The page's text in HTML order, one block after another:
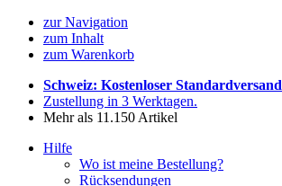
zur Navigation
zum Inhalt
zum Warenkorb
Schweiz: Kostenloser Standardversand
Zustellung in 3 Werktagen.
Mehr als 11.150 Artikel
Hilfe
Wo ist meine Bestellung?
Rücksendungen